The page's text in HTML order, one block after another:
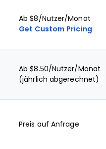
Ab $8/Nutzer/Monat
Get Custom Pricing
Ab $8.50/Nutzer/Monat
(jährlich abgerechnet)
Preis auf Anfrage